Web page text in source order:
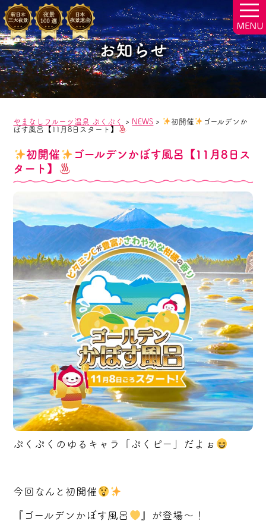
お知らせ
やまなしフルーツ温泉 ぷくぷく > NEWS > 初開催
ゴールデンか
ぼす風呂【11月8日スタート】
初開催
ゴールデンかぼす風呂【11月8日ス
タート】
ぷくぷくのゆるキャラ「ぷくピー」だよぉ
今回なんと初開催
『ゴールデンかぼす風呂 』が登場〜！